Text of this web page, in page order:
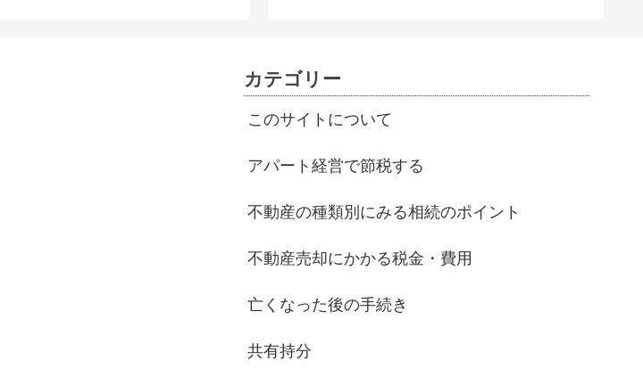
カテゴリー
このサイトについて
アパート経営で節税する
不動産の種類別にみる相続のポイント
不動産売却にかかる税金・費用
亡くなった後の手続き
共有持分